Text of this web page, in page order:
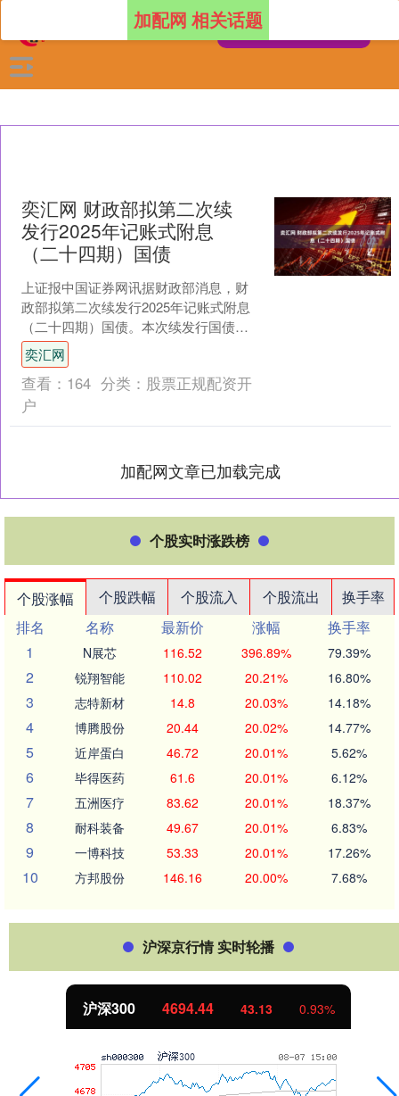
加配网 相关话题
奕汇网 财政部拟第二次续
发行2025年记账式附息
（二十四期）国债
上证报中国证券网讯据财政部消息，财
政部拟第二次续发行2025年记账式附息
（二十四期）国债。本次续发行国债为2
年期固定利率附息债。本次续发行国债
竞争性招标面值总额....
奕汇网
查看： 164 分类： 股票正规配资开
户
加配网文章已加载完成
个股实时涨跌榜
个股涨幅 个股跌幅 个股流入 个股流出
换手率
排名
名称 最新价 涨幅
换手率
1
N展芯 116.52 396.89% 79.39%
2 锐翔智能 110.02 20.21% 16.80%
3 志特新材 14.8 20.03% 14.18%
4 博腾股份 20.44 20.02% 14.77%
5 近岸蛋白 46.72 20.01% 5.62%
6 毕得医药 61.6 20.01% 6.12%
7 五洲医疗 83.62 20.01% 18.37%
8 耐科装备 49.67 20.01% 6.83%
9 一博科技 53.33 20.01% 17.26%
10 方邦股份 146.16 20.00% 7.68%
沪深京行情 实时轮播
沪深300 4694.44 43.13 0.93%